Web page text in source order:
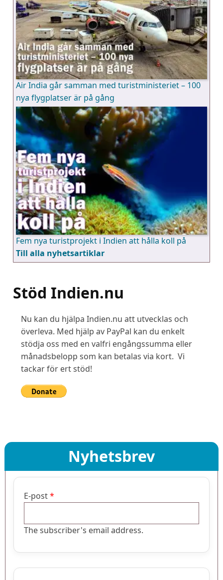
Air India går samman med turistministeriet – 100
nya flygplatser är på gång
Fem nya turistprojekt i Indien att hålla koll på
Till alla nyhetsartiklar
Stöd Indien.nu
Nu kan du hjälpa Indien.nu att utvecklas och
överleva. Med hjälp av PayPal kan du enkelt
stödja oss med en valfri engångssumma eller
månadsbelopp som kan betalas via kort. Vi
tackar för ert stöd!
Nyhetsbrev
E-post
The subscriber's email address.